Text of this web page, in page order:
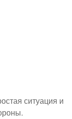
ситуация и